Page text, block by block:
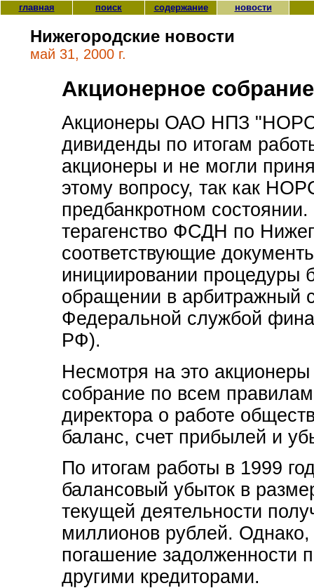
главная поиск содержание новости
Нижегородские новости
май 31, 2000 г.
Акционерное
Акционеры ОАО НПЗ
дивиденды по итогам
акционеры и не могли
этому вопросу, так как
предбанкротном
терагенство ФСДН по
соответствующие
инициировании процедуры
обращении в арбитражный
Федеральной службой
РФ).
Несмотря на это
собрание по всем
директора о работе
баланс, счет прибылей и
По итогам работы в 1999
балансовый убыток в
текущей деятельности
миллионов рублей.
погашение задолженности
другими кредиторами.